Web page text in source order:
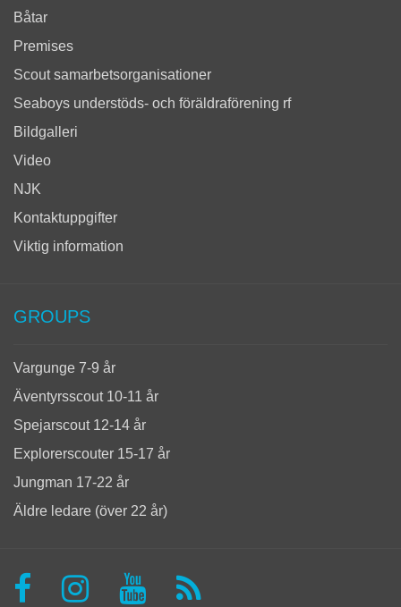
Båtar
Premises
Scout samarbetsorganisationer
Seaboys understöds- och föräldraförening rf
Bildgalleri
Video
NJK
Kontaktuppgifter
Viktig information
GROUPS
Vargunge 7-9 år
Äventyrsscout 10-11 år
Spejarscout 12-14 år
Explorerscouter 15-17 år
Jungman 17-22 år
Äldre ledare (över 22 år)